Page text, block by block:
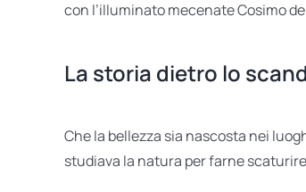
con l’illuminato mecenate Cosimo
La storia dietro lo
Che la bellezza sia nascosta nei
studiava la natura per farne